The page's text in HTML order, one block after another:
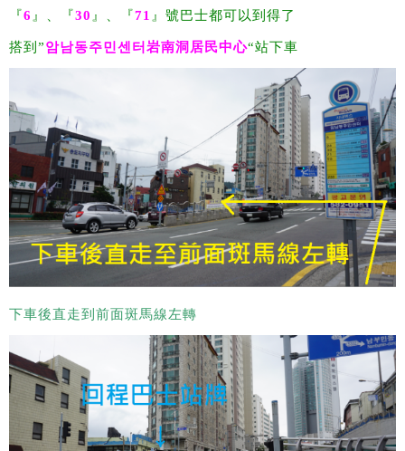
『6 』、『30 』、『71 』號巴士都可以到得了
搭到”암남동주민센터岩南洞居民中心“站下車
下車後直走到前面斑馬線左轉